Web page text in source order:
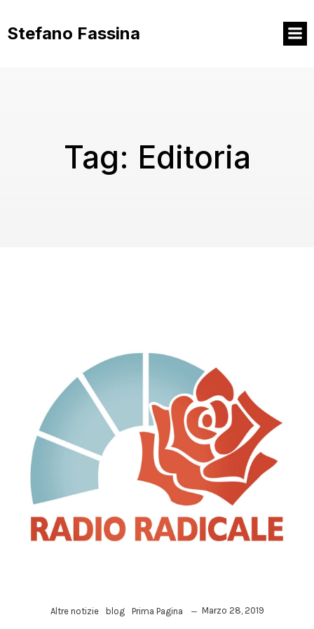
contenuto
Stefano Fassina
Tag: Editoria
Altre notizie blog Prima Pagina Marzo 28, 2019